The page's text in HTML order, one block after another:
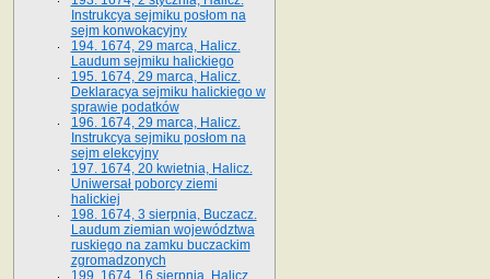
Instrukcya sejmiku posłom na
sejm konwokacyjny
194. 1674, 29 marca, Halicz.
Laudum sejmiku halickiego
195. 1674, 29 marca, Halicz.
Deklaracya sejmiku halickiego w
sprawie podatków
196. 1674, 29 marca, Halicz.
Instrukcya sejmiku posłom na
sejm elekcyjny
197. 1674, 20 kwietnia, Halicz.
Uniwersał poborcy ziemi
halickiej
198. 1674, 3 sierpnia, Buczacz.
Laudum ziemian województwa
ruskiego na zamku buczackim
zgromadzonych
199. 1674, 16 sierpnia, Halicz.